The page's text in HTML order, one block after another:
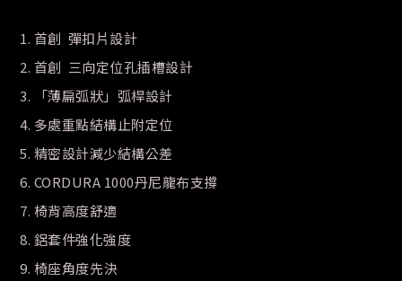
1. 首創 彈扣片設計
2. 首創 三向定位孔插槽設計
3. 「薄扁弧狀」弧桿設計
4. 多處重點結構止附定位
5. 精密設計減少結構公差
6. CORDURA 1000丹尼龍布支撐
7. 椅背高度舒適
8. 鋁套件強化強度
9. 椅座角度先決